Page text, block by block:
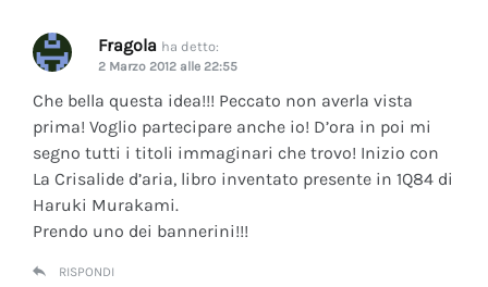
Fragola ha detto:
2 Marzo 2012 alle 22:55
Che bella questa idea!!! Peccato non averla vista
prima! Voglio partecipare anche io! D’ora in poi mi
segno tutti i titoli immaginari che trovo! Inizio con
La Crisalide d’aria, libro inventato presente in 1Q84 di
Haruki Murakami.
Prendo uno dei bannerini!!!
RISPONDI